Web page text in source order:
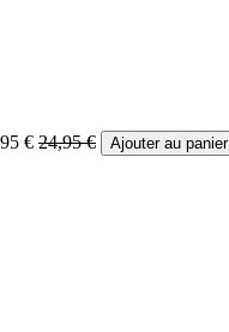
€ 24,95€ Ajouter au panier